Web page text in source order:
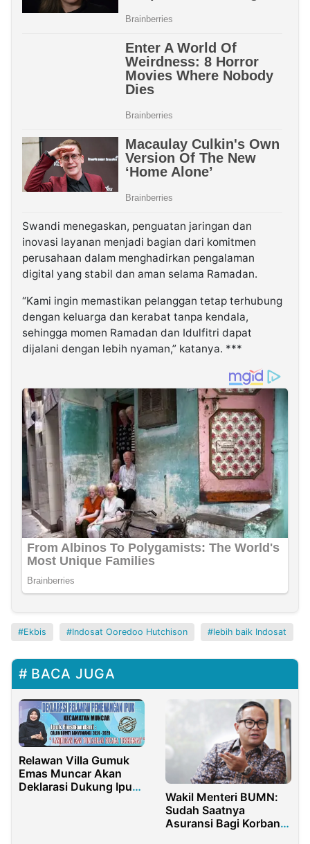
Swandi menegaskan, penguatan jaringan dan
inovasi layanan menjadi bagian dari komitmen
perusahaan dalam menghadirkan pengalaman
digital yang stabil dan aman selama Ramadan.
“Kami ingin memastikan pelanggan tetap terhubung
dengan keluarga dan kerabat tanpa kendala,
sehingga momen Ramadan dan Idulfitri dapat
dijalani dengan lebih nyaman,” katanya. ***
Ekbis Indosat Ooredoo Hutchison lebih baik Indosat
BACA JUGA
Relawan Villa Gumuk
Emas Muncar Akan
Deklarasi Dukung Ipuk
Wakil Menteri BUMN:
Sudah Saatnya
Asuransi Bagi Korban